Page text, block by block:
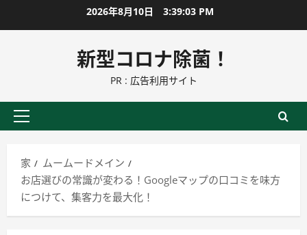
ン
に
2026年8月10日 3:39:04 PM
新型コロナ除菌！
PR : 広告利用サイト
プ
イ
マ
リ
家
ムームードメイン
お店選びの常識が変わる！Googleマップの口コミを味方
につけて、集客力を最大化！